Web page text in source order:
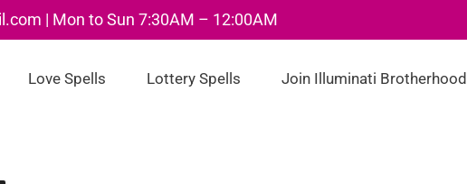
| Mon to Sun 7:30AM – 12:00AM
Love Spells Lottery Spells Join Illuminati Brotherhood